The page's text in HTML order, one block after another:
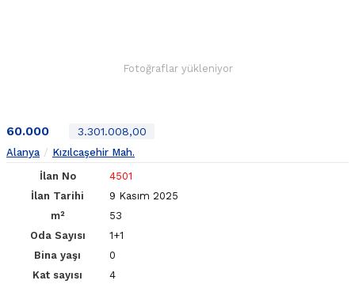
Fotoğraflar yükleniyor
60.000 3.301.008,00
Alanya
Kızılcaşehir Mah.
İlan No
4501
İlan Tarihi
9 Kasım 2025
m²
53
Oda Sayısı
1+1
Bina yaşı
0
Kat sayısı
4